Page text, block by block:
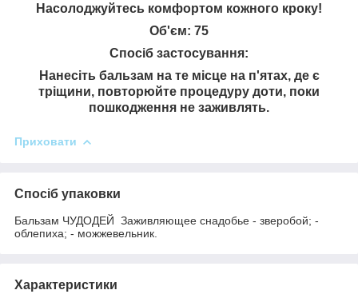
Насолоджуйтесь комфортом кожного кроку!
Об'єм: 75
Спосіб застосування:
Нанесіть бальзам на те місце на п'ятах, де є
тріщини, повторюйте процедуру доти, поки
пошкодження не заживлять.
Приховати
Спосіб упаковки
Бальзам ЧУДОДЕЙ Заживляющее снадобье - зверобой; -
облепиха; - можжевельник.
Характеристики